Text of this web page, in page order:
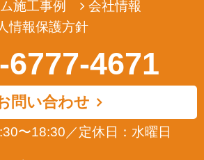
様から提供していただいた個人情報を、正
を除き、その同意なくして第三者に開示若し
ありません。また、その場合においても、正
、個人情報が第三者から更に開示、提供若し
ないよう努めます。
様が提供された個人情報の確認、訂正など
施工事例
会社情報
情報保護方針
6777-4671
問い合わせ
〜18:30 ／定休日：水曜日